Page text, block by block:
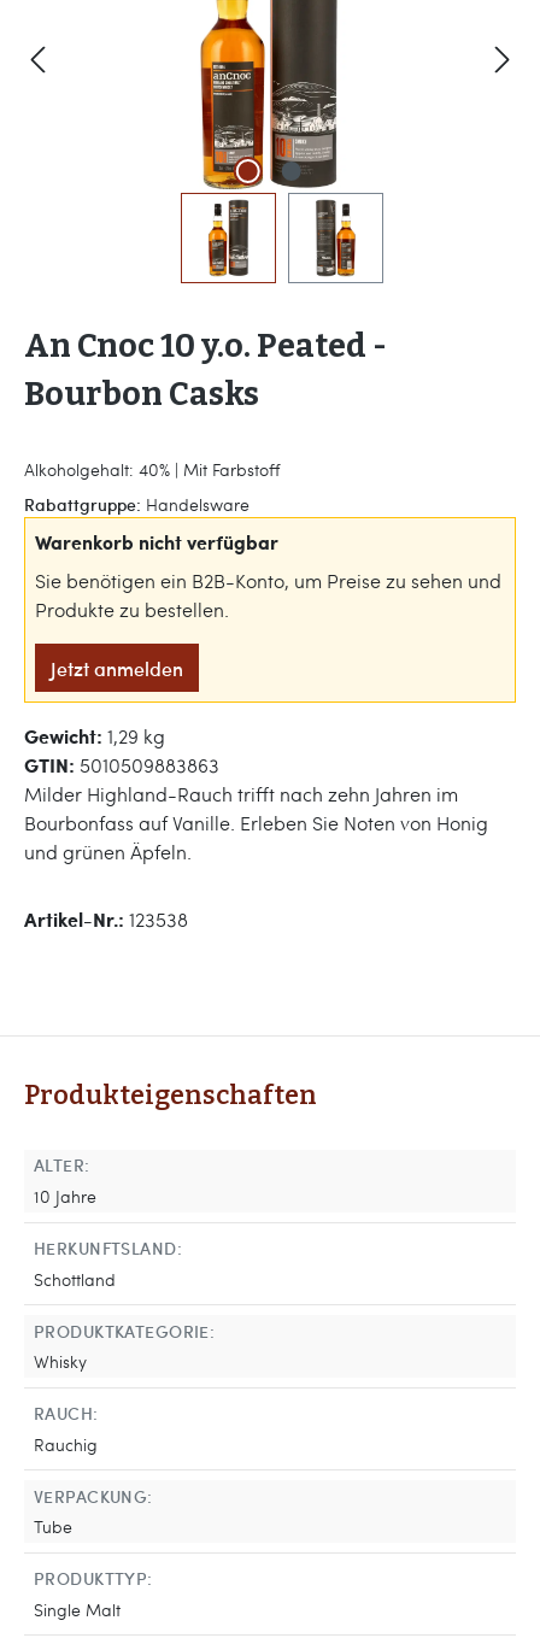
An Cnoc 10 y.o. Peated -
Bourbon Casks
Alkoholgehalt: 40% | Mit Farbstoff
Rabattgruppe: Handelsware
Warenkorb nicht verfügbar
Sie benötigen ein B2B-Konto, um Preise zu sehen und
Produkte zu bestellen.
Jetzt anmelden
Gewicht: 1,29 kg
GTIN: 5010509883863
Milder Highland-Rauch trifft nach zehn Jahren im
Bourbonfass auf Vanille. Erleben Sie Noten von Honig
und grünen Äpfeln.
Artikel-Nr.: 123538
Produkteigenschaften
ALTER:
10 Jahre
HERKUNFTSLAND:
Schottland
PRODUKTKATEGORIE:
Whisky
RAUCH:
Rauchig
VERPACKUNG:
Tube
PRODUKTTYP:
Single Malt